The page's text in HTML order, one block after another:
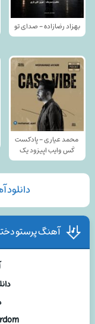
بهزاد رضازاده - صدای تو
محمد عیاری - پادکست
کَس وایب اپیزود یک
آهنگ پرستو